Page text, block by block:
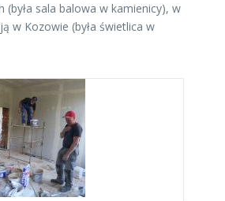
sala balowa w kamienicy), w
w Kozowie (była świetlica w